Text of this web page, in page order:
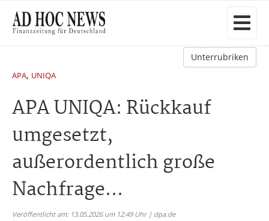
Unterrubriken
APA, UNIQA
APA UNIQA: Rückkauf
umgesetzt,
außerordentlich große
Nachfrage...
Veröffentlicht am: 13.05.2026 um 12:49 Uhr | dpa.de